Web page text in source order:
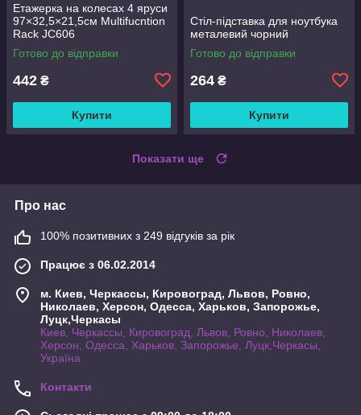
Етажерка на колесах 4 яруси
97×32,5×21,5см Multifucntion
Rack JC606
Готово до відправки
442 ₴
Купити
Стіл-підставка для ноутбука
металевий чорний
Готово до відправки
264 ₴
Купити
Показати ще
Про нас
100% позитивних з 249 відгуків за рік
Працює з 06.02.2014
м. Киев, Черкассы, Кировоград, Львов, Ровно,
Николаев, Херсон, Одесса, Харьков, Запорожье,
Луцк,Черкасы
Киев, Черкассы, Кировоград, Львов, Ровно, Николаев,
Херсон, Одесса, Харьков, Запорожье, Луцк,Черкасы,
Україна
Контакти